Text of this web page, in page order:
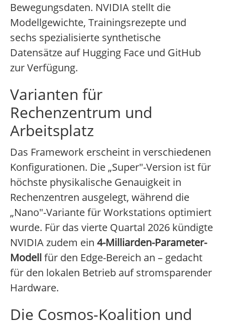
Bewegungsdaten. NVIDIA stellt die
Modellgewichte, Trainingsrezepte und
sechs spezialisierte synthetische
Datensätze auf Hugging Face und GitHub
zur Verfügung.
Varianten für
Rechenzentrum und
Arbeitsplatz
Das Framework erscheint in verschiedenen
Konfigurationen. Die „Super"-Version ist für
höchste physikalische Genauigkeit in
Rechenzentren ausgelegt, während die
„Nano"-Variante für Workstations optimiert
wurde. Für das vierte Quartal 2026 kündigte
NVIDIA zudem ein 4-Milliarden-Parameter-
Modellfür den Edge-Bereich an – gedacht
für den lokalen Betrieb auf stromsparender
Hardware.
Die Cosmos-Koalition und